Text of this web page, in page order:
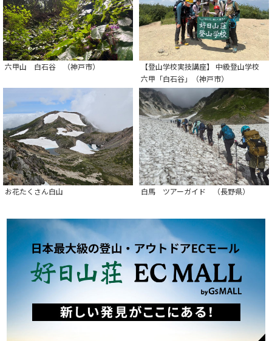
六甲山 白石谷 （神戸市）
【登山学校実技講座】 中級登山学校
六甲「白石谷」（神戸市）
お花たくさん白山 白馬 ツアーガイド （長野県）